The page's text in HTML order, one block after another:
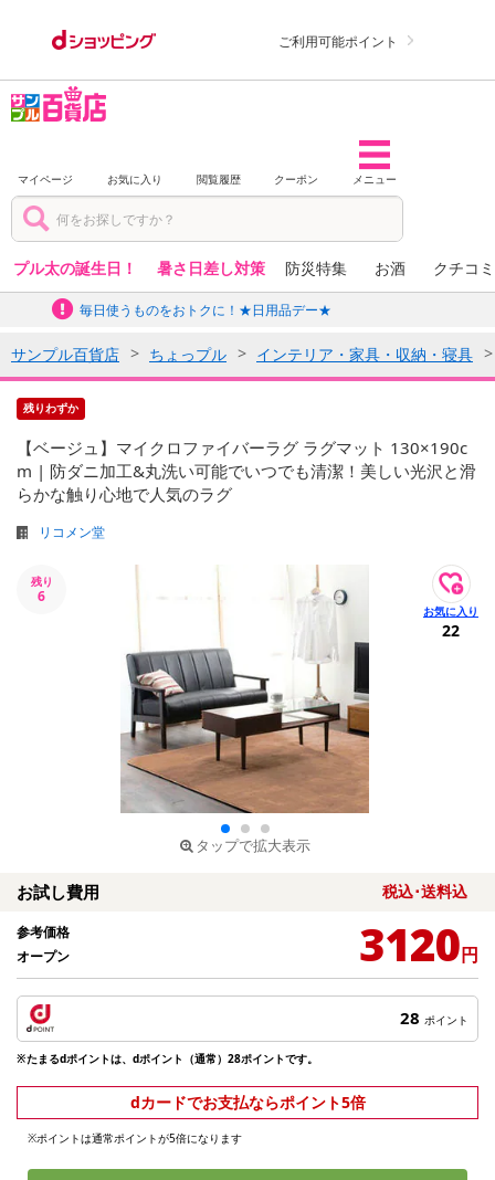
ご利用可能ポイント
マイページ お気に入り 閲覧履歴 クーポン メニュー
プル太の誕生日！ 暑さ日差し対策 防災特集 お酒 クチコ
毎日使うものをおトクに！★日用品デー★
サンプル百貨店 ちょっプル インテリア・家具・収納・寝具
残りわずか
【ベージュ】マイクロファイバーラグ ラグマット 130×190c
m | 防ダニ加工&丸洗い可能でいつでも清潔！美しい光沢と滑
らかな触り心地で人気のラグ
リコメン堂
残り
6
タップで拡大表示
22
お試し費用 税込･送料込
参考価格
オープン
3120円
28 ポイント
※たまるdポイントは、dポイント（通常）28ポイントです。
dカードでお支払ならポイント5倍
※ポイントは通常ポイントが5倍になります